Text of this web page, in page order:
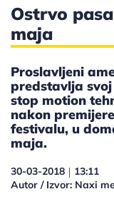
Ostrvo
maja
Proslavljeni
predstavlja
stop motion
nakon
festivalu, u
maja.
30-03-2018 | 13:11
Autor / Izvor: Naxi